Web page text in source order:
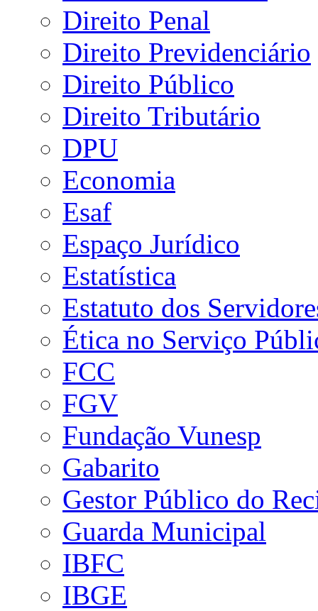
Direito Penal
Direito Previdenciário
Direito Público
Direito Tributário
DPU
Economia
Esaf
Espaço Jurídico
Estatística
Estatuto dos
Ética no Serviço
FCC
FGV
Fundação Vunesp
Gabarito
Gestor Público do
Guarda Municipal
IBFC
IBGE